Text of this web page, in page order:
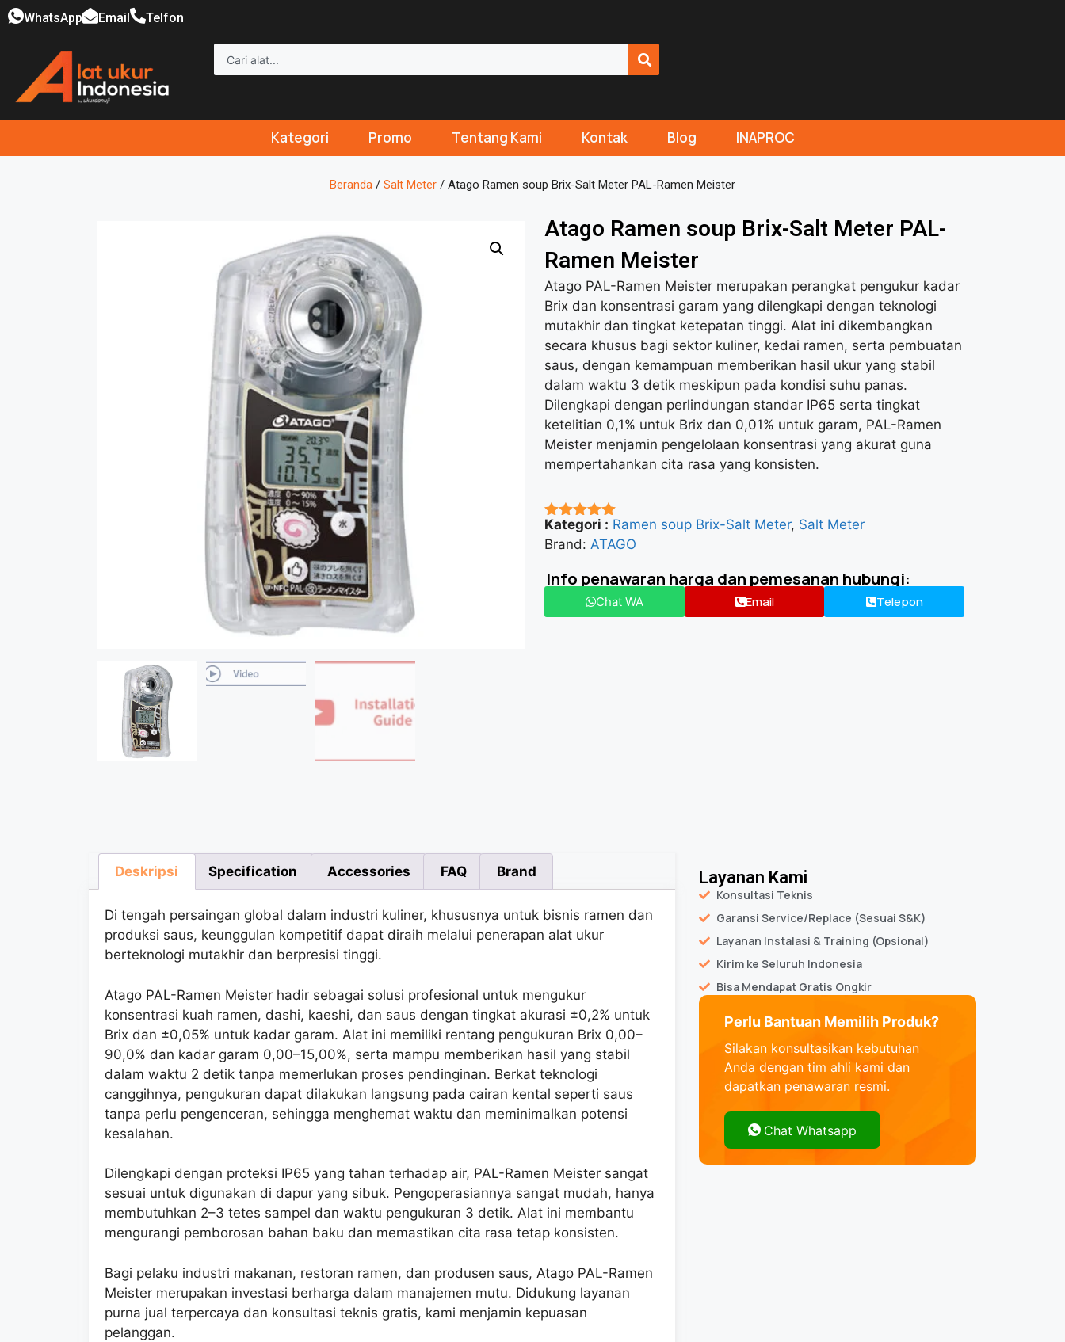
WhatsApp Email Telfon
Kategori Promo Tentang Kami Kontak Blog INAPROC
Beranda / Salt Meter / Atago Ramen soup Brix-Salt Meter PAL-Ramen Meister
Atago Ramen soup Brix-Salt Meter PAL-
Ramen Meister
Atago PAL-Ramen Meister merupakan perangkat pengukur kadar
Brix dan konsentrasi garam yang dilengkapi dengan teknologi
mutakhir dan tingkat ketepatan tinggi. Alat ini dikembangkan
secara khusus bagi sektor kuliner, kedai ramen, serta pembuatan
saus, dengan kemampuan memberikan hasil ukur yang stabil
dalam waktu 3 detik meskipun pada kondisi suhu panas.
Dilengkapi dengan perlindungan standar IP65 serta tingkat
ketelitian 0,1% untuk Brix dan 0,01% untuk garam, PAL-Ramen
Meister menjamin pengelolaan konsentrasi yang akurat guna
mempertahankan cita rasa yang konsisten.
★★★★★
Kategori : Ramen soup Brix-Salt Meter, Salt Meter
Brand: ATAGO
Info penawaran harga dan pemesanan hubungi:
Chat WA Email Telepon
Deskripsi Specification Accessories FAQ Brand
Di tengah persaingan global dalam industri kuliner, khususnya untuk bisnis ramen dan
produksi saus, keunggulan kompetitif dapat diraih melalui penerapan alat ukur
berteknologi mutakhir dan berpresisi tinggi.
Atago PAL-Ramen Meister hadir sebagai solusi profesional untuk mengukur
konsentrasi kuah ramen, dashi, kaeshi, dan saus dengan tingkat akurasi ±0,2% untuk
Brix dan ±0,05% untuk kadar garam. Alat ini memiliki rentang pengukuran Brix 0,00–
90,0% dan kadar garam 0,00–15,00%, serta mampu memberikan hasil yang stabil
dalam waktu 2 detik tanpa memerlukan proses pendinginan. Berkat teknologi
canggihnya, pengukuran dapat dilakukan langsung pada cairan kental seperti saus
tanpa perlu pengenceran, sehingga menghemat waktu dan meminimalkan potensi
kesalahan.
Dilengkapi dengan proteksi IP65 yang tahan terhadap air, PAL-Ramen Meister sangat
sesuai untuk digunakan di dapur yang sibuk. Pengoperasiannya sangat mudah, hanya
membutuhkan 2–3 tetes sampel dan waktu pengukuran 3 detik. Alat ini membantu
mengurangi pemborosan bahan baku dan memastikan cita rasa tetap konsisten.
Bagi pelaku industri makanan, restoran ramen, dan produsen saus, Atago PAL-Ramen
Meister merupakan investasi berharga dalam manajemen mutu. Didukung layanan
purna jual terpercaya dan konsultasi teknis gratis, kami menjamin kepuasan
pelanggan.
Layanan Kami
Konsultasi Teknis
Garansi Service/Replace (Sesuai S&K)
Layanan Instalasi & Training (Opsional)
Kirim ke Seluruh Indonesia
Bisa Mendapat Gratis Ongkir
Perlu Bantuan Memilih Produk?
Silakan konsultasikan kebutuhan
Anda dengan tim ahli kami dan
dapatkan penawaran resmi.
Chat Whatsapp